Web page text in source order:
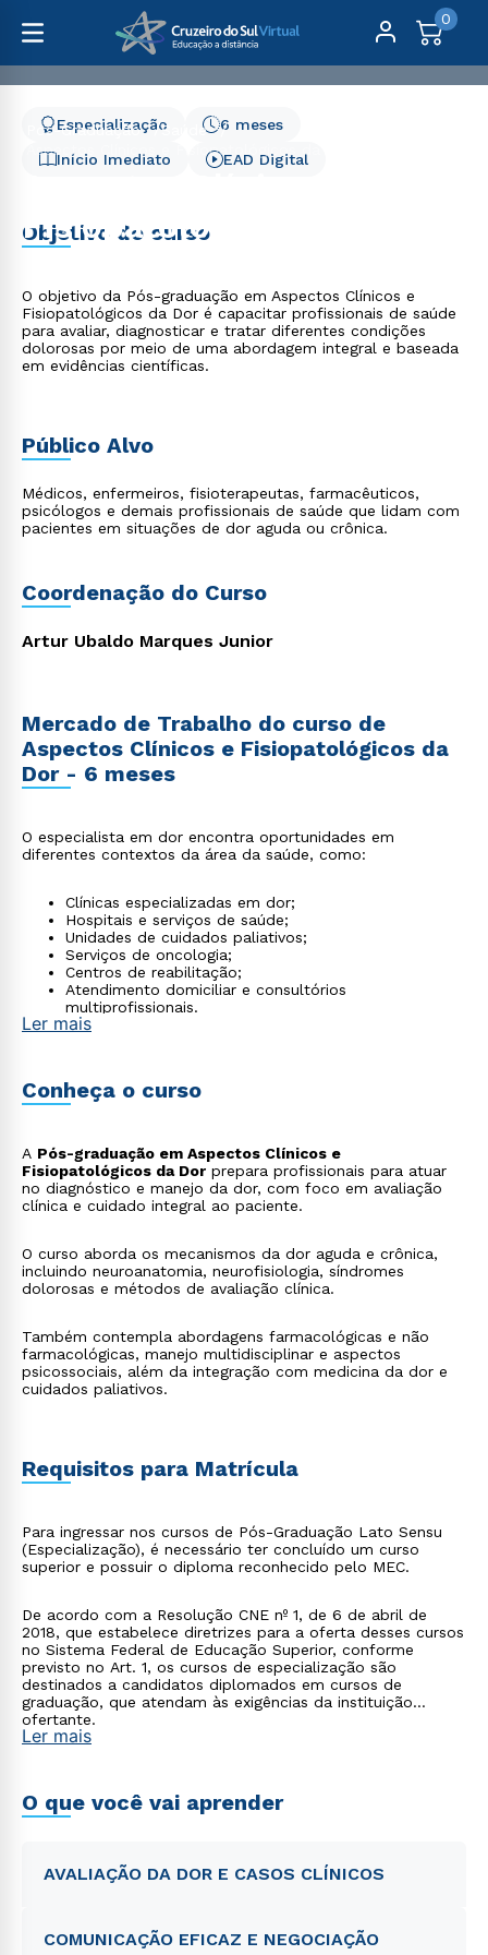
0
Pós-Graduação
Saúde
Aspectos Clínicos e Fisiopatológicos da Dor - 6 meses
Fisiopatológicos da Dor -
Início Imediato
6 meses
Especialização
EAD Digital
Objetivo do curso
O objetivo da Pós-graduação em Aspectos Clínicos e
Fisiopatológicos da Dor é capacitar profissionais de saúde
para avaliar, diagnosticar e tratar diferentes condições
dolorosas por meio de uma abordagem integral e baseada
em evidências científicas.
Público Alvo
Médicos, enfermeiros, fisioterapeutas, farmacêuticos,
psicólogos e demais profissionais de saúde que lidam com
pacientes em situações de dor aguda ou crônica.
Coordenação do Curso
Artur Ubaldo Marques Junior
Mercado de Trabalho do curso de
Aspectos Clínicos e Fisiopatológicos da
Dor - 6 meses
O especialista em dor encontra oportunidades em
diferentes contextos da área da saúde, como:
Clínicas especializadas em dor;
Hospitais e serviços de saúde;
Unidades de cuidados paliativos;
Serviços de oncologia;
Centros de reabilitação;
Atendimento domiciliar e consultórios
multiprofissionais.
Ler mais
Conheça o curso
A Pós-graduação em Aspectos Clínicos e
Fisiopatológicos da Dor prepara profissionais para atuar
no diagnóstico e manejo da dor, com foco em avaliação
clínica e cuidado integral ao paciente.
O curso aborda os mecanismos da dor aguda e crônica,
incluindo neuroanatomia, neurofisiologia, síndromes
dolorosas e métodos de avaliação clínica.
Também contempla abordagens farmacológicas e não
farmacológicas, manejo multidisciplinar e aspectos
psicossociais, além da integração com medicina da dor e
cuidados paliativos.
Requisitos para Matrícula
Para ingressar nos cursos de Pós-Graduação Lato Sensu
(Especialização), é necessário ter concluído um curso
superior e possuir o diploma reconhecido pelo MEC.
De acordo com a Resolução CNE nº 1, de 6 de abril de
2018, que estabelece diretrizes para a oferta desses cursos
no Sistema Federal de Educação Superior, conforme
previsto no Art. 1, os cursos de especialização são
destinados a candidatos diplomados em cursos de
graduação, que atendam às exigências da instituição
ofertante.
Ler mais
O que você vai aprender
AVALIAÇÃO DA DOR E CASOS CLÍNICOS
COMUNICAÇÃO EFICAZ E NEGOCIAÇÃO